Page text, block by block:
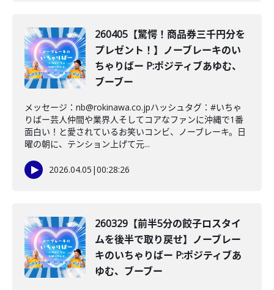
260405【驚愕！商品券三千円分を
プレゼント！】ノーブレーキのい
ちゃりばー P:ポジティブあゆむ、
ブーブー
メッセージ：nb@rokinawa.co.jpハッシュタグ：#いちゃ
りばー芸人仲間や業界人そしてコアなファンに沖縄で1番
面白い！と愛されているお笑いコンビ、ノーブレーキ。日
曜の朝に、テンション上げて元...
2026.04.05 |00:28:26
260329【前半5分の餃子ロスタイ
ムを後半で取り戻せ】ノーブレー
キのいちゃりばー P:ポジティブあ
ゆむ、ブーブー